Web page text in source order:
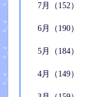
7月（152）
6月（190）
5月（184）
4月（149）